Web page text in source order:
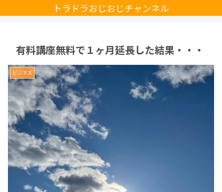
トラドラおじおじチャンネル
有料講座無料で１ヶ月延長した結果・・・
ビジネス